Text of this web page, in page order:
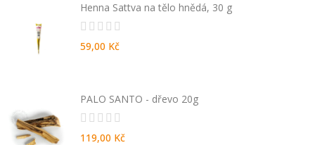
Henna Sattva na tělo hnědá, 30 g
59,00 Kč
PALO SANTO - dřevo 20g
119,00 Kč